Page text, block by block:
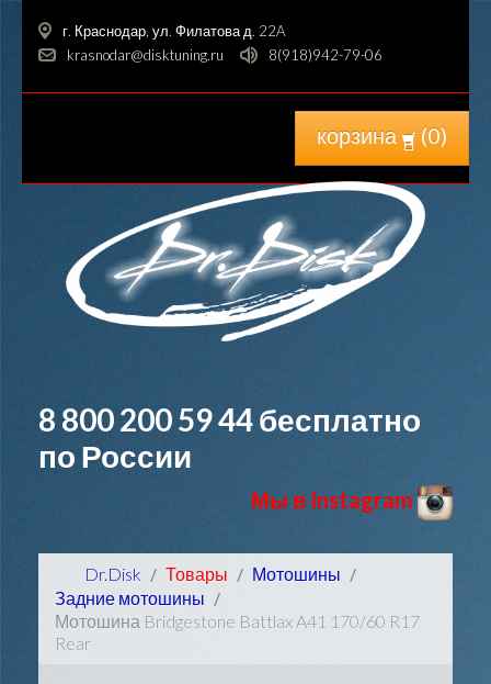
г. Краснодар, ул. Филатова д. 22A
krasnodar@disktuning.ru
8(918)942-79-06
корзина (0)
8 800 200 59 44бесплатно
по России
Мы в Instagram
Dr.Disk Товары
Мотошины
Задние мотошины
Мотошина Bridgestone Battlax A41 170/60 R17
Rear